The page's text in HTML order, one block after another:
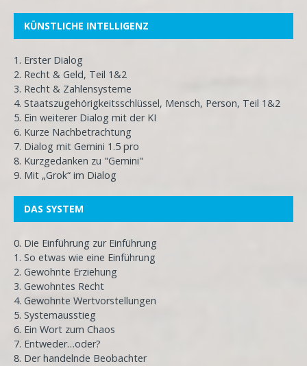
KÜNSTLICHE INTELLIGENZ
1. Erster Dialog
2. Recht & Geld, Teil 1&2
3. Recht & Zahlensysteme
4. Staatszugehörigkeitsschlüssel, Mensch, Person, Teil 1&2
5. Ein weiterer Dialog mit der KI
6. Kurze Nachbetrachtung
7. Dialog mit Gemini 1.5 pro
8. Kurzgedanken zu "Gemini"
9. Mit „Grok“ im Dialog
DAS SYSTEM
0. Die Einführung zur Einführung
1. So etwas wie eine Einführung
2. Gewohnte Erziehung
3. Gewohntes Recht
4. Gewohnte Wertvorstellungen
5. Systemausstieg
6. Ein Wort zum Chaos
7. Entweder…oder?
8. Der handelnde Beobachter